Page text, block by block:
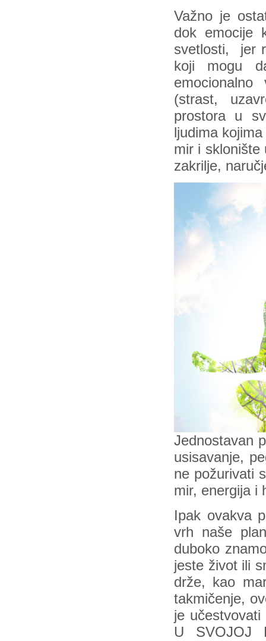
Važno je
dok emocije
svetlosti, jer
koji mogu
(strast,
prostora u
ljudima
mir i sklonište
zakrilje,
Jednostavan
usisavanje,
ne požurivati
mir, energija i
Ipak ovakva
vrh naše
duboko
jeste život ili
drže, kao
takmičenje,
je
U SVOJOJ